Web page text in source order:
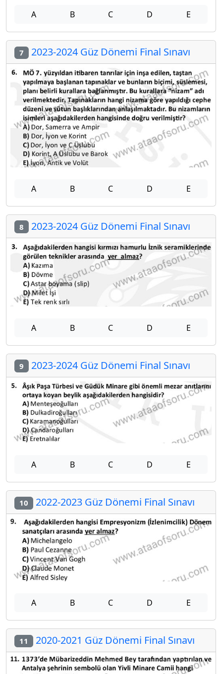
A B C D E
7 2023-2024 Güz Dönemi Final Sınavı
A B C D E
8 2023-2024 Güz Dönemi Final Sınavı
A B C D E
9 2023-2024 Güz Dönemi Final Sınavı
A B C D E
10 2022-2023 Güz Dönemi Final Sınavı
A B C D E
11 2020-2021 Güz Dönemi Final Sınavı